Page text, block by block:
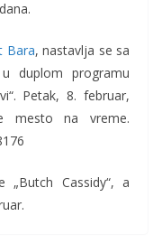
Bara, nastavlja se sa
duplom programu
Petak, 8. februar,
mesto na vreme.
„Butch Cassidy“, a